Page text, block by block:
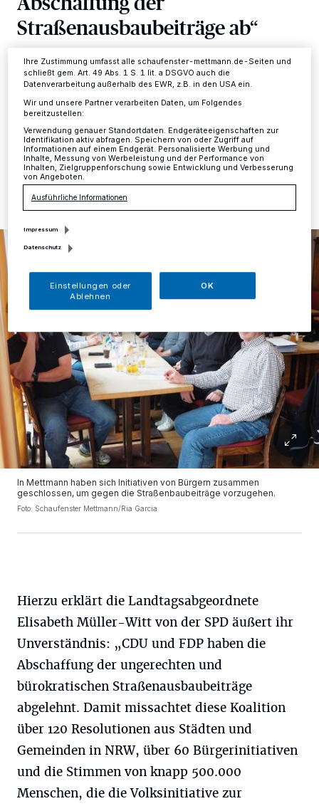
Straßenausbaubeiträge ab“
Kreis·Der Landtag hat mit den Stimmen von CDU und
FDP die erfolgreichste Volksinitiative in NRW und damit
eine Abschaffung der Straßenausbaubeiträge
abgelehnt.
20.12.2019 , 13:44 Uhr Eine Minute Lesezeit
In Mettmann haben sich Initiativen von Bürgern zusammen
geschlossen, um gegen die Straßenbaubeiträge vorzugehen.
Foto: Schaufenster Mettmann/Ria Garcia
Hierzu erklärt die Landtagsabgeordnete
Elisabeth Müller-Witt von der SPD äußert ihr
Unverständnis: „CDU und FDP haben die
Abschaffung der ungerechten und
bürokratischen Straßenausbaubeiträge
abgelehnt. Damit missachtet diese Koalition
über 120 Resolutionen aus Städten und
Gemeinden in NRW, über 60 Bürgerinitiativen
und die Stimmen von knapp 500.000
Menschen, die die Volksinitiative zur
ändern oder Ihre Einwilligung zu widerrufen, indem Sie auf den Link
Einstellungen oder Ablehnen am unteren Rand der Webseite klicken.
Ihre Einstellungen gelten innerhalb unseres Website. Weitere
Ihre Zustimmung umfasst alle schaufenster-mettmann.de-Seiten und
schließt gem. Art. 49 Abs. 1 S. 1 lit. a DSGVO auch die
Datenverarbeitung außerhalb des EWR, z.B. in den USA ein.
Wir und unsere Partner verarbeiten Daten, um Folgendes
bereitzustellen:
Verwendung genauer Standortdaten. Endgeräteeigenschaften zur
Identifikation aktiv abfragen. Speichern von oder Zugriff auf
Informationen auf einem Endgerät. Personalisierte Werbung und
Inhalte, Messung von Werbeleistung und der Performance von
Inhalten, Zielgruppenforschung sowie Entwicklung und Verbesserung
von Angeboten.
Ausführliche Informationen
Impressum
Datenschutz
Einstellungen oder
Ablehnen
OK